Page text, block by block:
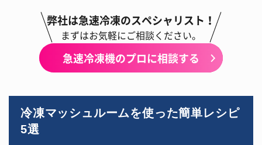
弊社は急速冷凍のスペシャリスト！
まずはお気軽にご相談ください。
急速冷凍機のプロに相談する
冷凍マッシュルームを使った簡単レシピ
5選